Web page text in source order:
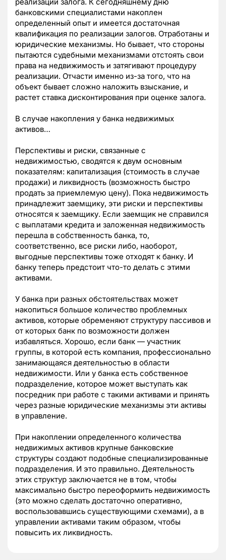
реализации залога. К сегодняшнему дню
банковскими специалистами накоплен
определенный опыт и имеется достаточная
квалификация по реализации залогов. Отработаны и
юридические механизмы. Но бывает, что стороны
пытаются судебными механизмами отстоять свои
права на недвижимость и затягивают процедуру
реализации. Отчасти именно из-за того, что на
объект бывает сложно наложить взыскание, и
растет ставка дисконтирования при оценке залога.
В случае накопления у банка недвижимых
активов…
Перспективы и риски, связанные с
недвижимостью, сводятся к двум основным
показателям: капитализация (стоимость в случае
продажи) и ликвидность (возможность быстро
продать за приемлемую цену). Пока недвижимость
принадлежит заемщику, эти риски и перспективы
относятся к заемщику. Если заемщик не справился
с выплатами кредита и заложенная недвижимость
перешла в собственность банка, то,
соответственно, все риски либо, наоборот,
выгодные перспективы тоже отходят к банку. И
банку теперь предстоит что-то делать с этими
активами.
У банка при разных обстоятельствах может
накопиться большое количество проблемных
активов, которые обременяют структуру пассивов и
от которых банк по возможности должен
избавляться. Хорошо, если банк — участник
группы, в которой есть компания, профессионально
занимающаяся деятельностью в области
недвижимости. Или у банка есть собственное
подразделение, которое может выступать как
посредник при работе с такими активами и принять
через разные юридические механизмы эти активы
в управление.
При накоплении определенного количества
недвижимых активов крупные банковские
структуры создают подобные специализированные
подразделения. И это правильно. Деятельность
этих структур заключается не в том, чтобы
максимально быстро переоформить недвижимость
(это можно сделать достаточно оперативно,
воспользовавшись существующими схемами), а в
управлении активами таким образом, чтобы
повысить их ликвидность.